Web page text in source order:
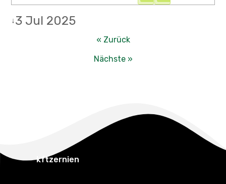
↓3 Jul 2025
« Zurück
Nächste »
kftzernien